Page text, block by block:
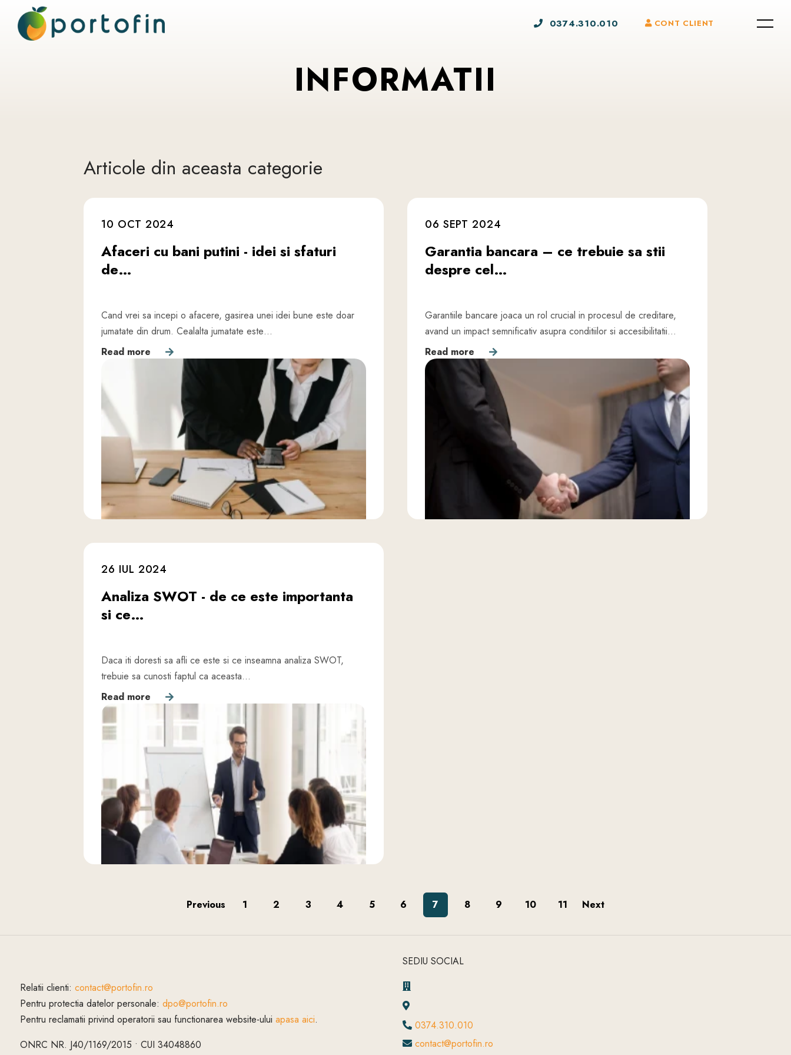
0374.310.010 CONT CLIENT
INFORMATII
Articole din aceasta categorie
10 OCT 2024
Afaceri cu bani putini - idei si sfaturi
de…
Cand vrei sa incepi o afacere, gasirea unei idei bune este doar
jumatate din drum. Cealalta jumatate este…
Read more
06 SEPT 2024
Garantia bancara – ce trebuie sa stii
despre cel…
Garantiile bancare joaca un rol crucial in procesul de creditare,
avand un impact semnificativ asupra conditiilor si accesibilitatii…
Read more
26 IUL 2024
Analiza SWOT - de ce este importanta
si ce…
Daca iti doresti sa afli ce este si ce inseamna analiza SWOT,
trebuie sa cunosti faptul ca aceasta…
Read more
Previous 1 2 3 4 5 6 7 8 9 10 11 Next
Relatii clienti: contact@portofin.ro
Pentru protectia datelor personale: dpo@portofin.ro
Pentru reclamatii privind operatorii sau functionarea website-ului apasa aici.
ONRC NR. J40/1169/2015 • CUI 34048860
SEDIU SOCIAL
0374.310.010
contact@portofin.ro